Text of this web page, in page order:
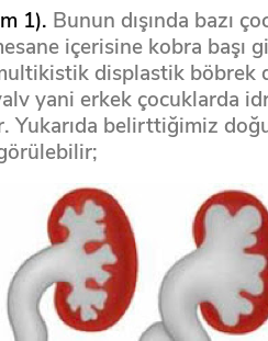
1). Bunun dışında bazı
içerisine kobra başı
displastik böbrek
yani erkek çocuklarda
belirttiğimiz